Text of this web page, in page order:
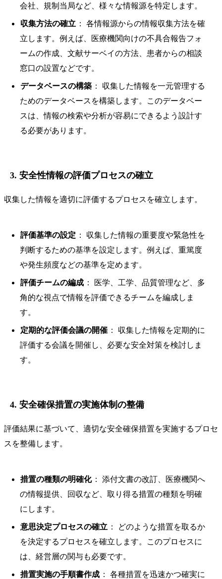
会社、規制当局など、様々な情報源を特定します。
収集方法の確立 ： 各情報源からの情報収集方法を確
立します。例えば、医療機関向けの不具合報告フォ
ームの作成、文献サーベイの方法、患者からの相談
窓口の設置などです。
データベースの構築 ： 収集した情報を一元管理する
ためのデータベースを構築します。このデータベー
スは、情報の検索や分析が容易にできるよう設計す
る必要があります。
3. 安全性情報の評価プロセスの確立
収集した情報を適切に評価するプロセスを確立します。
評価基準の設定 ： 収集した情報の重要度や緊急性を
判断するための基準を設定します。例えば、重篤度
や発生頻度などの基準を定めます。
評価チームの編成 ： 医学、工学、品質管理など、多
角的な視点で情報を評価できるチームを編成しま
す。
定期的な評価会議の開催 ： 収集した情報を定期的に
評価する会議を開催し、必要な安全対策を検討しま
す。
4. 安全確保措置の実施体制の整備
評価結果に基づいて、適切な安全確保措置を実施するプロセ
スを整備します。
措置の種類の明確化 ： 添付文書の改訂、医療機関へ
の情報提供、回収など、取り得る措置の種類を明確
にします。
意思決定プロセスの確立 ： どのような措置を取るか
を決定するプロセスを確立します。このプロセスに
は、経営層の関与も必要です。
措置実施の手順書作成 ： 各種措置を迅速かつ確実に